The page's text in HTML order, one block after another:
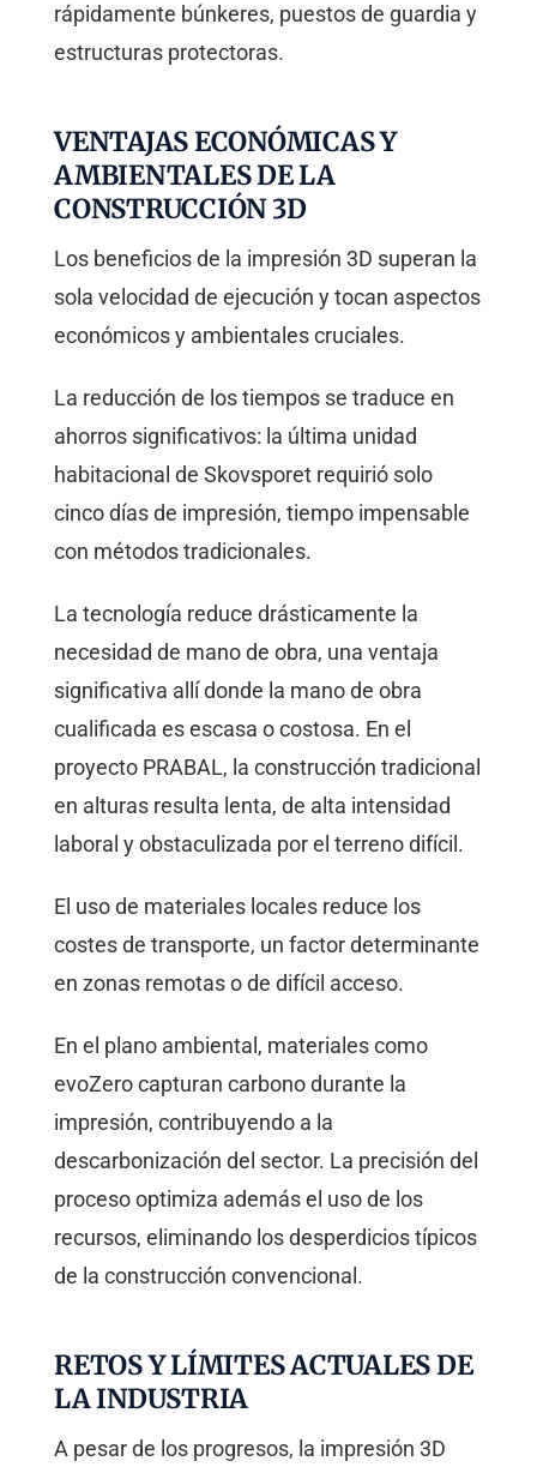
rápidamente búnkeres, puestos de guardia y
estructuras protectoras.
VENTAJAS ECONÓMICAS Y
AMBIENTALES DE LA
CONSTRUCCIÓN 3D
Los beneficios de la impresión 3D superan la
sola velocidad de ejecución y tocan aspectos
económicos y ambientales cruciales.
La reducción de los tiempos se traduce en
ahorros significativos: la última unidad
habitacional de Skovsporet requirió solo
cinco días de impresión, tiempo impensable
con métodos tradicionales.
La tecnología reduce drásticamente la
necesidad de mano de obra, una ventaja
significativa allí donde la mano de obra
cualificada es escasa o costosa. En el
proyecto PRABAL, la construcción tradicional
en alturas resulta lenta, de alta intensidad
laboral y obstaculizada por el terreno difícil.
El uso de materiales locales reduce los
costes de transporte, un factor determinante
en zonas remotas o de difícil acceso.
En el plano ambiental, materiales como
evoZero capturan carbono durante la
impresión, contribuyendo a la
descarbonización del sector. La precisión del
proceso optimiza además el uso de los
recursos, eliminando los desperdicios típicos
de la construcción convencional.
RETOS Y LÍMITES ACTUALES DE
LA INDUSTRIA
A pesar de los progresos, la impresión 3D